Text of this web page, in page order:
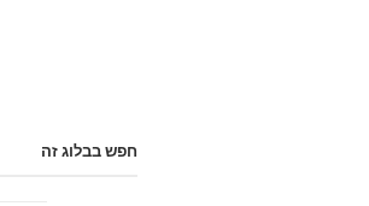
חפש בבלוג זה